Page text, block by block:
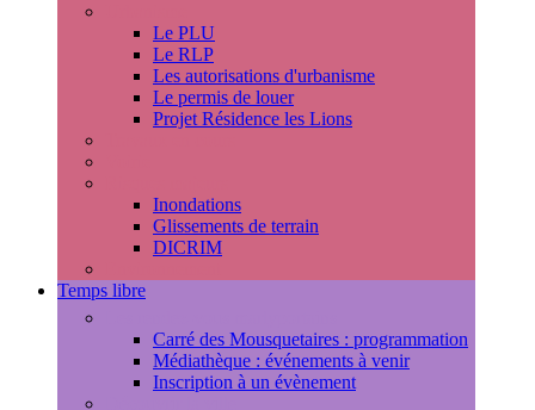
Le PLU
Le RLP
Les autorisations d'urbanisme
Le permis de louer
Projet Résidence les Lions
Inondations
Glissements de terrain
DICRIM
Temps libre
Carré des Mousquetaires : programmation
Médiathèque : événements à venir
Inscription à un évènement